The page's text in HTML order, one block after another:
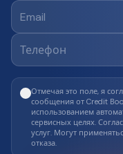
Отмечая это поле, я
сообщения от Credit
использованием
сервисных целях.
услуг. Могут
отказа.